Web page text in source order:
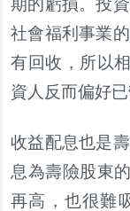
社會福利事業
有回收，所以
資人反而偏好
收益配息也是
息為壽險股東
再高，也很難